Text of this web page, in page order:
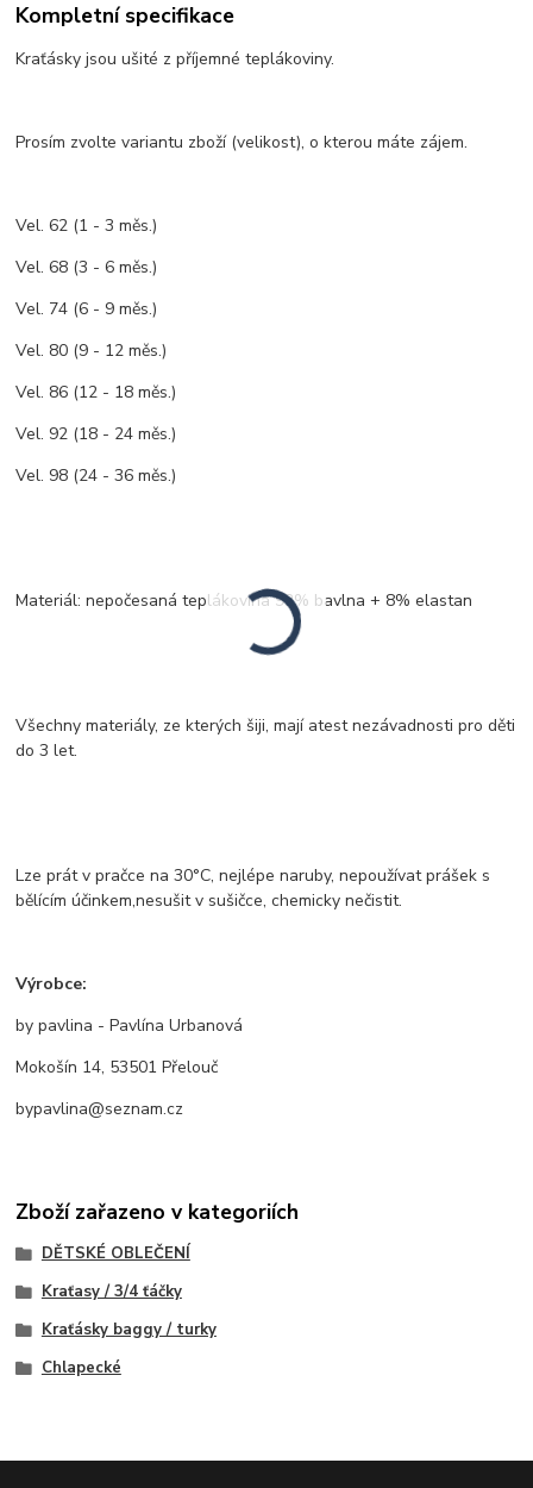
Kompletní specifikace
Kraťásky jsou ušité z příjemné teplákoviny.
Prosím zvolte variantu zboží (velikost), o kterou máte zájem.
Vel. 62 (1 - 3 měs.)
Vel. 68 (3 - 6 měs.)
Vel. 74 (6 - 9 měs.)
Vel. 80 (9 - 12 měs.)
Vel. 86 (12 - 18 měs.)
Vel. 92 (18 - 24 měs.)
Vel. 98 (24 - 36 měs.)
Materiál: nepočesaná teplákovina 92% bavlna + 8% elastan
Všechny materiály, ze kterých šiji, mají atest nezávadnosti pro děti
do 3 let.
Lze prát v pračce na 30°C, nejlépe naruby, nepoužívat prášek s
bělícím účinkem,nesušit v sušičce, chemicky nečistit.
Výrobce:
by pavlina - Pavlína Urbanová
Mokošín 14, 53501 Přelouč
bypavlina@seznam.cz
Zboží zařazeno v kategoriích
DĚTSKÉ OBLEČENÍ
Kraťasy / 3/4 ťáčky
Kraťásky baggy / turky
Chlapecké